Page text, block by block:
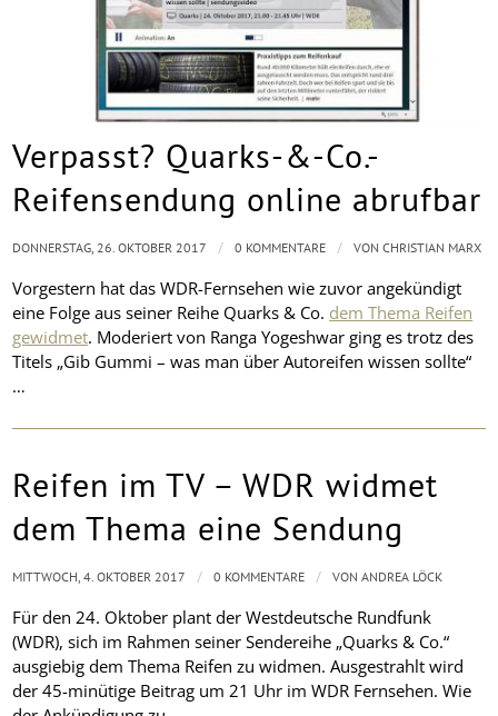
Verpasst? Quarks-&-Co.-
Reifensendung online abrufbar
Vorgestern hat das WDR-Fernsehen wie zuvor angekündigt
eine Folge aus seiner Reihe Quarks & Co. dem Thema Reifen
gewidmet. Moderiert von Ranga Yogeshwar ging es trotz des
Titels „Gib Gummi – was man über Autoreifen wissen sollte“
…
DONNERSTAG, 26. OKTOBER 2017 / 0 KOMMENTARE / VONCHRISTIAN MARX
Reifen im TV – WDR widmet
dem Thema eine Sendung
Für den 24. Oktober plant der Westdeutsche Rundfunk
(WDR), sich im Rahmen seiner Sendereihe „Quarks & Co.“
ausgiebig dem Thema Reifen zu widmen. Ausgestrahlt wird
der 45-minütige Beitrag um 21 Uhr im WDR Fernsehen. Wie
MITTWOCH, 4. OKTOBER 2017 / 0 KOMMENTARE / VONANDREA LÖCK